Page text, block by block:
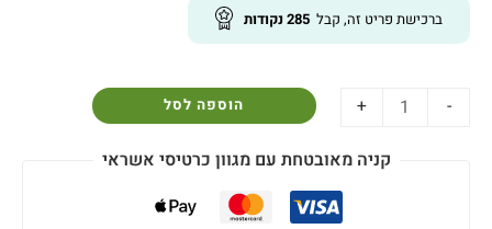
ברכישת פריט זה, קבל 285נקודות
-
+ הוספה לסל
קניה מאובטחת עם מגוון כרטיסי אשראי